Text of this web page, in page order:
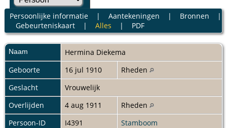
Persoonlijke informatie| Aantekeningen | Bronnen |
Gebeurteniskaart| Alles | PDF
Naam Hermina Diekema
Geboorte
16 jul 1910
Rheden
Geslacht
Vrouwelijk
Overlijden
4 aug 1911
Rheden
Persoon-ID
I4391
Stamboom